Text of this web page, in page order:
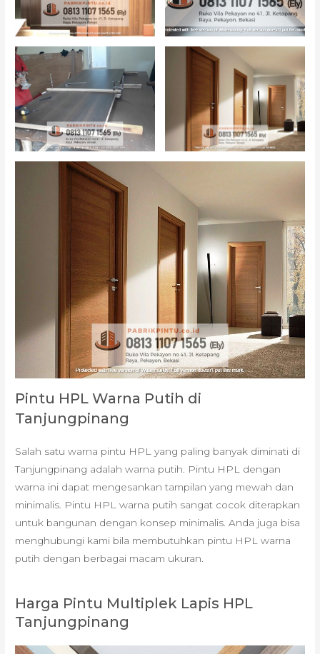
Pintu HPL Warna Putih di
Tanjungpinang
Salah satu warna pintu HPL yang paling banyak diminati di
Tanjungpinang adalah warna putih. Pintu HPL dengan
warna ini dapat mengesankan tampilan yang mewah dan
minimalis. Pintu HPL warna putih sangat cocok diterapkan
untuk bangunan dengan konsep minimalis. Anda juga bisa
menghubungi kami bila membutuhkan pintu HPL warna
putih dengan berbagai macam ukuran.
Harga Pintu Multiplek Lapis HPL
Tanjungpinang